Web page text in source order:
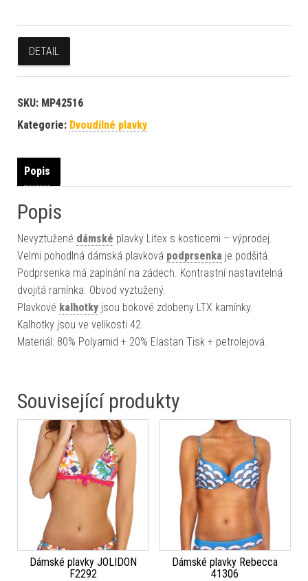
DETAIL
SKU: MP42516
Kategorie: Dvoudílné plavky
Popis
Popis
Nevyztužené dámské plavky Litex s kosticemi – výprodej.
Velmi pohodlná dámská plavková podprsenka je podšitá.
Podprsenka má zapínání na zádech. Kontrastní nastavitelná
dvojitá ramínka. Obvod vyztužený.
Plavkové kalhotky jsou bokové zdobeny LTX kamínky.
Kalhotky jsou ve velikosti 42.
Materiál: 80% Polyamid + 20% Elastan Tisk + petrolejová.
Související produkty
Dámské plavky JOLIDON
F2292
Dámské plavky Rebecca
41306